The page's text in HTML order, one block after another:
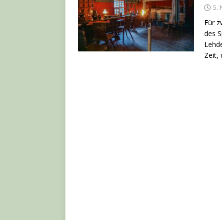
5.
Für
des
Zeit,